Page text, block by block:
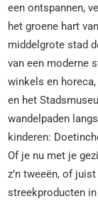
een ontspannen,
het groene hart
middelgrote stad
van een moderne
winkels en
en het
wandelpaden
kinderen:
Of je nu met je
z’n tweeën, of
streekproducten